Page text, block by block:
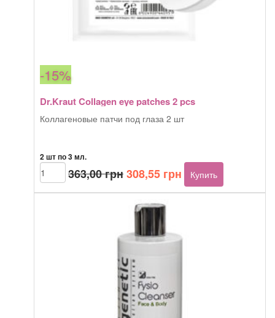
-15%
Dr.Kraut Collagen eye patches 2 pcs
Коллагеновые патчи под глаза 2 шт
2 шт по 3 мл.
363,00грнПервоначальная
цена
составляла
363,00 грн.
308,55 грнТекущая
цена:
Количество
товара
Dr.Kraut
Купить